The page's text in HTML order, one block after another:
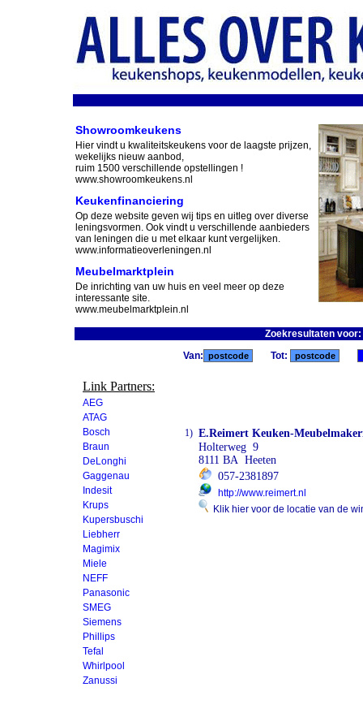
Showroomkeukens
Hier vindt u kwaliteitskeukens voor de laagste prijzen,
wekelijks nieuw aanbod,
ruim 1500 verschillende opstellingen !
www.showroomkeukens.nl
Keukenfinanciering
Op deze website geven wij tips en uitleg over diverse
leningsvormen. Ook vindt u verschillende aanbieders
van leningen die u met elkaar kunt vergelijken.
www.informatieoverleningen.nl
Meubelmarktplein
De inrichting van uw huis en veel meer op deze
interessante site.
www.meubelmarktplein.nl
Zoekresultaten
Link Partners:
AEG
ATAG
Bosch
Braun
DeLonghi
Gaggenau
Indesit
Krups
Kupersbuschi
Liebherr
Magimix
Miele
NEFF
Panasonic
SMEG
Siemens
Phillips
Tefal
Whirlpool
Zanussi
Van: Tot:
1) E.Reimert Keuken-
Holterweg 9
8111 BA Heeten
057-2381897
http://www.reimert.nl
Klik hier voor de locatie van de